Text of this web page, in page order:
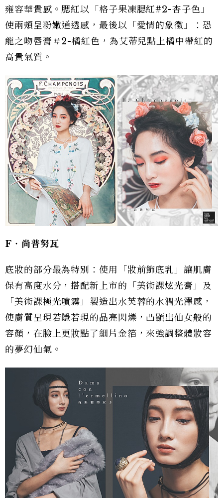
雍容華貴感。腮紅以「格子果凍腮紅#2-杏子色」
使兩頰呈粉嫩通透感，最後以「愛情的象徵」：恐
龍之吻唇膏＃2-橘紅色，為艾蒂兒點上橘中帶紅的
高貴氣質。
F‧尚普努瓦
底妝的部分最為特別：使用「妝前飾底乳」讓肌膚
保有高度水分，搭配新上市的「美術課炫光膏」及
「美術課極光噴霧」製造出水芙蓉的水潤光澤感，
使膚質呈現若隱若現的晶亮閃爍，凸顯出仙女般的
容顏，在臉上更妝點了細片金箔，來強調整體妝容
的夢幻仙氣。